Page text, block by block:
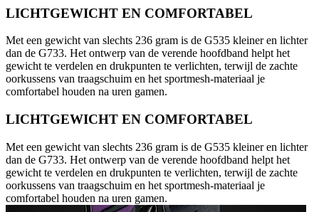
LICHTGEWICHT EN COMFORTABEL
Met een gewicht van slechts 236 gram is de G535 kleiner en lichter
dan de G733. Het ontwerp van de verende hoofdband helpt het
gewicht te verdelen en drukpunten te verlichten, terwijl de zachte
oorkussens van traagschuim en het sportmesh-materiaal je
comfortabel houden na uren gamen.
LICHTGEWICHT EN COMFORTABEL
Met een gewicht van slechts 236 gram is de G535 kleiner en lichter
dan de G733. Het ontwerp van de verende hoofdband helpt het
gewicht te verdelen en drukpunten te verlichten, terwijl de zachte
oorkussens van traagschuim en het sportmesh-materiaal je
comfortabel houden na uren gamen.